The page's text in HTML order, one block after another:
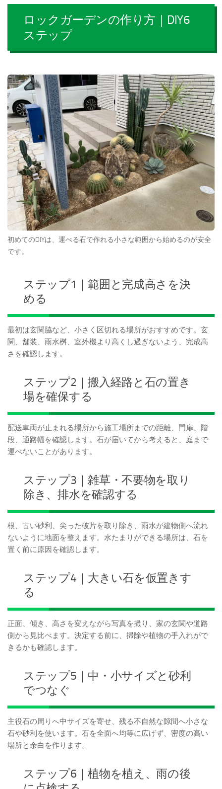
ロックガーデンの作り方｜DIY6
ステップ
初めてのDIYは、運べる石で作れる小さな範囲から始めるのが安全
です。
ステップ1｜範囲と完成高さを決
める
最初は玄関脇など、小さく区切れる場所がおすすめです。玄
関、舗装、雨水桝、室外機より高くし過ぎないよう、完成高
さを確認します。
ステップ2｜搬入経路と石の置き
場を確保する
配送車両が止まれる場所から施工場所までの距離、門扉、階
段、通路幅を確認します。石が届いてから考えると、庭まで
運べないことがあります。
ステップ3｜雑草・不要物を取り
除き、排水を確認する
根、古い砂利、尖った破片を取り除き、雨水が建物側へ流れ
ないように地面を整えます。水たまりができる場所は、石を
置く前に原因を確認します。
ステップ4｜大きい石を仮置きす
る
正面、傾き、高さを変えながら写真を撮り、家の玄関や道路
側から見比べます。決定する前に、掃除や植物の手入れがで
きるかも確認します。
ステップ5｜中・小サイズと砂利
でつなぐ
主役石の周りへ中サイズを寄せ、残る不自然な隙間へ小さな
石や砂利を使います。石を全面へ均等に広げず、密度の高い
場所と余白を作ります。
ステップ6｜植物を植え、雨の後